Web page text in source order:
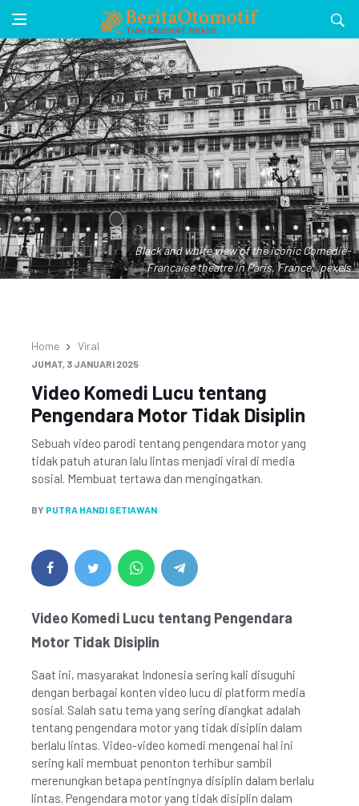
Black and white view of the iconic Comédie-
Française theatre in Paris, France. .pexels
Home Viral
JUMAT, 3 JANUARI 2025
Video Komedi Lucu tentang
Pengendara Motor Tidak Disiplin
Sebuah video parodi tentang pengendara motor yang
tidak patuh aturan lalu lintas menjadi viral di media
sosial. Membuat tertawa dan mengingatkan.
BY PUTRA HANDI SETIAWAN
Video Komedi Lucu tentang Pengendara
Motor Tidak Disiplin
Saat ini, masyarakat Indonesia sering kali disuguhi
dengan berbagai konten video lucu di platform media
sosial. Salah satu tema yang sering diangkat adalah
tentang pengendara motor yang tidak disiplin dalam
berlalu lintas. Video-video komedi mengenai hal ini
sering kali membuat penonton terhibur sambil
merenungkan betapa pentingnya disiplin dalam berlalu
lintas. Pengendara motor yang tidak disiplin dalam